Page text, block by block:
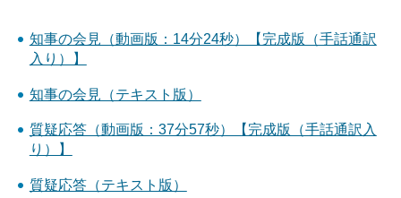
知事の会見（動画版：14分24秒）【完成版（手話通訳
入り）】
知事の会見（テキスト版）
質疑応答（動画版：37分57秒）【完成版（手話通訳入
り）】
質疑応答（テキスト版）